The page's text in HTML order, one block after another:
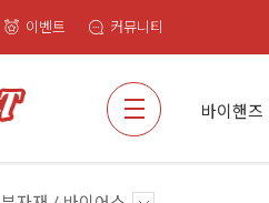
이벤트 커뮤니티
바이핸즈